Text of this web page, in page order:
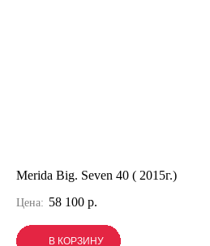
Merida Big. Seven 40 ( 2015г.)
Цена: 58 100 р.
В КОРЗИНУ
В КОРЗИНУ
В КОРЗИНУ